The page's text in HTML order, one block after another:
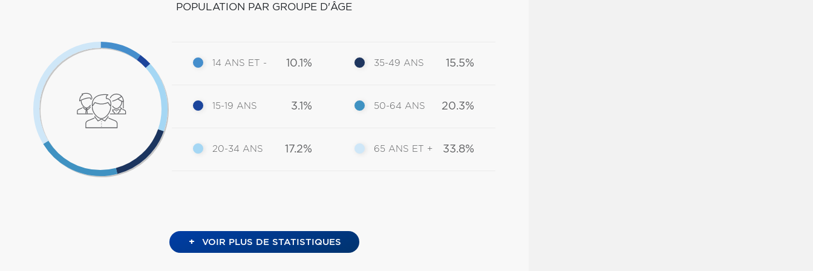
POPULATION PAR GROUPE D'ÂGE
14 ANS ET - 10.1%
15-19 ANS 3.1%
20-34 ANS 17.2%
35-49 ANS 15.5%
50-64 ANS 20.3%
65 ANS ET + 33.8%
+ VOIR PLUS DE STATISTIQUES